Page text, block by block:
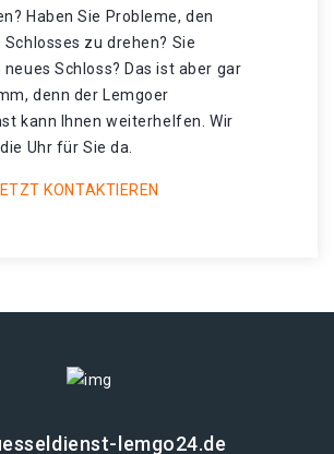
Haben Sie Probleme, den
Schlosses zu drehen? Sie
Schloss? Das ist aber gar
denn der Lemgoer
kann Ihnen weiterhelfen. Wir
Uhr für Sie da.
KONTAKTIEREN
lemgo24.de